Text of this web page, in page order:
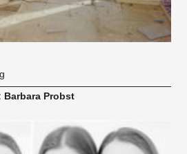
Barbara Probst